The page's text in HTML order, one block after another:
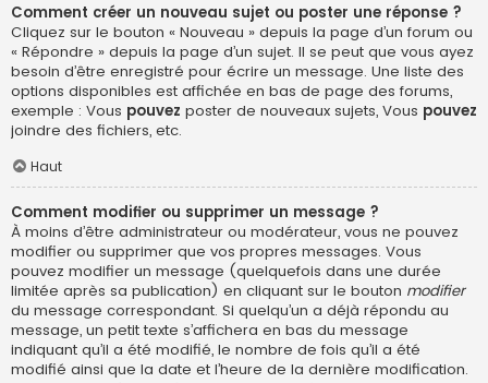
Comment créer un nouveau sujet ou poster une réponse ?
Cliquez sur le bouton « Nouveau » depuis la page d’un forum ou
« Répondre » depuis la page d’un sujet. Il se peut que vous ayez
besoin d’être enregistré pour écrire un message. Une liste des
options disponibles est affichée en bas de page des forums,
exemple : Vous pouvez poster de nouveaux sujets, Vous pouvez
joindre des fichiers, etc.
Haut
Comment modifier ou supprimer un message ?
À moins d’être administrateur ou modérateur, vous ne pouvez
modifier ou supprimer que vos propres messages. Vous
pouvez modifier un message (quelquefois dans une durée
limitée après sa publication) en cliquant sur le bouton modifier
du message correspondant. Si quelqu’un a déjà répondu au
message, un petit texte s’affichera en bas du message
indiquant qu’il a été modifié, le nombre de fois qu’il a été
modifié ainsi que la date et l’heure de la dernière modification.